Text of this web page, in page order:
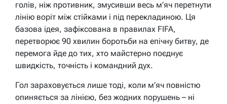
голів, ніж противник, змусивши весь м’яч перетнути
лінію воріт між стійками і під перекладиною. Ця
базова ідея, зафіксована в правилах FIFA,
перетворює 90 хвилин боротьби на епічну битву, де
перемога йде до тих, хто майстерно поєднує
швидкість, точність і командний дух.
Гол зараховується лише тоді, коли м’яч повністю
опиняється за лінією, без жодних порушень – ні